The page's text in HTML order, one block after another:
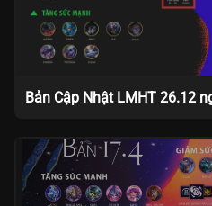
Bản Cập Nhật LMHT 26.12